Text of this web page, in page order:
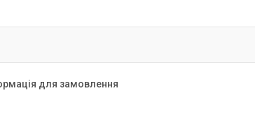
для замовлення